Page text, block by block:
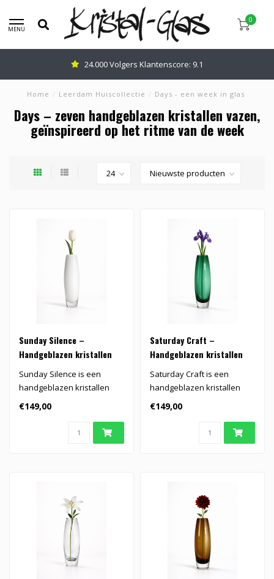
MENU
0
24.000 Volgers Klantenscore: 9.1
Home / Leerdam Huiscollectie / Days - een week in glas
Days – zeven handgeblazen kristallen vazen,
geïnspireerd op het ritme van de week
Sunday Silence –
Handgeblazen kristallen
Sunday Silence is een
handgeblazen kristallen
vaas in zacht wit. De slanke
vorm ..
€149,00
Saturday Craft –
Handgeblazen kristallen
Saturday Craft is een
handgeblazen kristallen
vaas in diep groen. De
slanke vorm..
€149,00